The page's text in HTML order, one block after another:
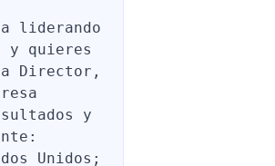
liderando
y quieres
Director,
y
Unidos;